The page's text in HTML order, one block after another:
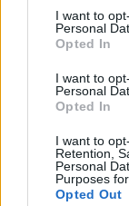
I want to
Personal
Opted In
I want to
Personal
Opted In
I want to
Retention,
Personal
Purposes
Opted Out